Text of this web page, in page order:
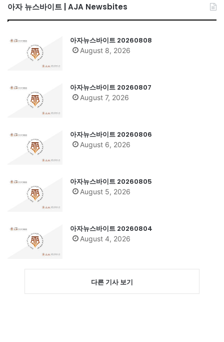
아자 뉴스바이트 | AJA Newsbites
아자뉴스바이트 20260808
August 8, 2026
아자뉴스바이트 20260807
August 7, 2026
아자뉴스바이트 20260806
August 6, 2026
아자뉴스바이트 20260805
August 5, 2026
아자뉴스바이트 20260804
August 4, 2026
다른 기사 보기